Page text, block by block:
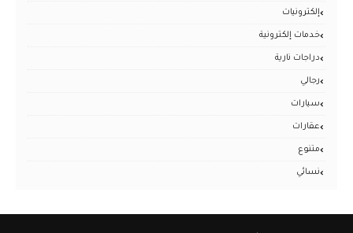
إلكترونيات
خدمات إلكترونية
دراجات نارية
رجالي
سيارات
عقارات
متنوع
نسائي